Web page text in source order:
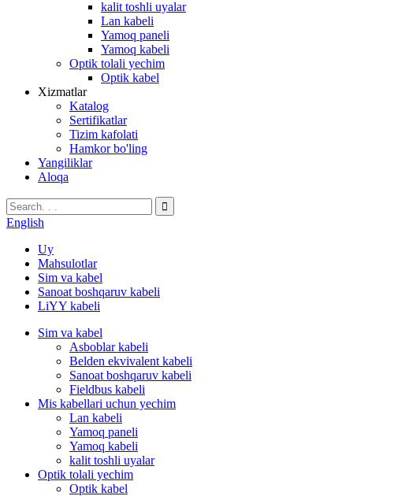
kalit toshli uyalar
Lan kabeli
Yamoq paneli
Yamoq kabeli
Optik tolali yechim
Optik kabel
Xizmatlar
Katalog
Sertifikatlar
Tizim kafolati
Hamkor bo'ling
Yangiliklar
Aloqa
English
Uy
Mahsulotlar
Sim va kabel
Sanoat boshqaruv kabeli
LiYY kabeli
Sim va kabel
Asboblar kabeli
Belden ekvivalent kabeli
Sanoat boshqaruv kabeli
Fieldbus kabeli
Mis kabellari uchun yechim
Lan kabeli
Yamoq paneli
Yamoq kabeli
kalit toshli uyalar
Optik tolali yechim
Optik kabel